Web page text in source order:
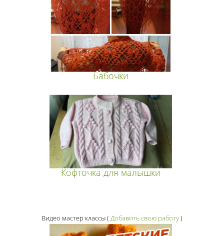
Бабочки
Кофточка для малышки
Видео мастер классы( Добавить свою работу)